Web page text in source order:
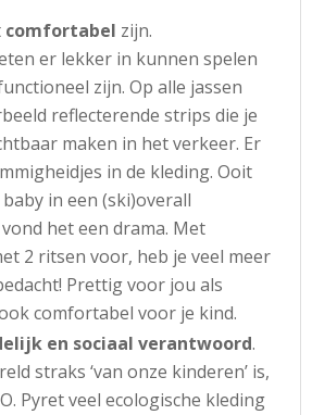
comfortabel zijn.
er lekker in kunnen spelen
zijn. Op alle jassen
reflecterende strips die je
maken in het verkeer. Er
in de kleding. Ooit
in een (ski)overall
het een drama. Met
2 ritsen voor, heb je veel meer
Prettig voor jou als
comfortabel voor je kind.
en sociaal verantwoord.
straks ‘van onze kinderen’ is,
Pyret veel ecologische kleding